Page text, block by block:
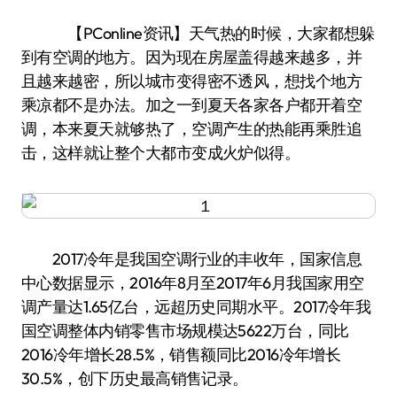
【PConline资讯】天气热的时候，大家都想躲
到有空调的地方。因为现在房屋盖得越来越多，并
且越来越密，所以城市变得密不透风，想找个地方
乘凉都不是办法。加之一到夏天各家各户都开着空
调，本来夏天就够热了，空调产生的热能再乘胜追
击，这样就让整个大都市变成火炉似得。
2017冷年是我国空调行业的丰收年，国家信息
中心数据显示，2016年8月至2017年6月我国家用空
调产量达1.65亿台，远超历史同期水平。2017冷年我
国空调整体内销零售市场规模达5622万台，同比
2016冷年增长28.5%，销售额同比2016冷年增长
30.5%，创下历史最高销售记录。